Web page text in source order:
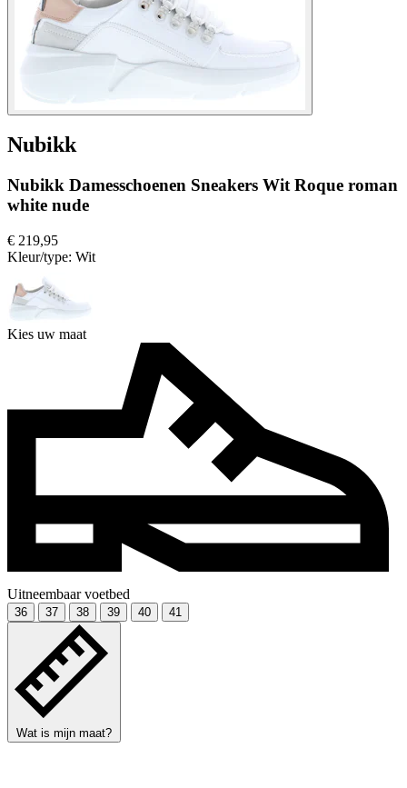
Nubikk
Nubikk Damesschoenen Sneakers Wit Roque roman
white nude
€ 219,95
Kleur/type: Wit
Kies uw maat
Uitneembaar voetbed
36 37 38 39 40 41
Wat is mijn maat?